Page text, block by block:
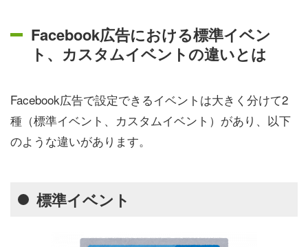
Facebook広告における標準イベン
ト、カスタムイベントの違いとは
Facebook広告で設定できるイベントは大きく分けて2
種（標準イベント、カスタムイベント）があり、以下
のような違いがあります。
標準イベント